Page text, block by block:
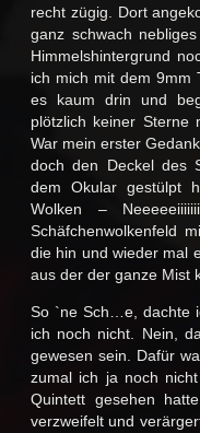
recht zügig. Dort
ganz schwach
Himmelshintergrund
ich mich mit dem 9mm
es kaum drin und
plötzlich keiner Sterne
War mein erster
doch den Deckel des
dem Okular gestülpt
Wolken –
Schäfchenwolkenfeld
die hin und wieder mal
aus der der ganze Mist
So `ne Sch…e, dachte
ich noch nicht. Nein,
gewesen sein. Dafür
zumal ich ja noch
Quintett gesehen
verzweifelt und